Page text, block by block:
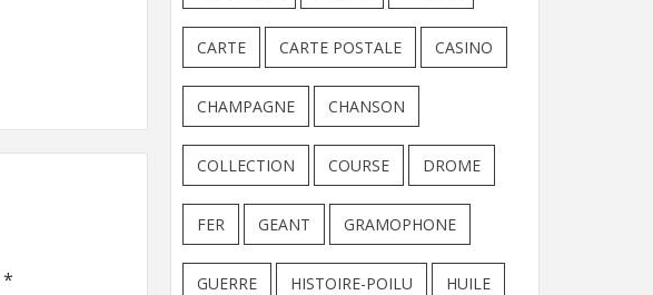
*
CARTE CARTE POSTALE CASINO
CHAMPAGNE CHANSON
COLLECTION COURSE DROME
FER GEANT GRAMOPHONE
GUERRE HISTOIRE-POILU HUILE